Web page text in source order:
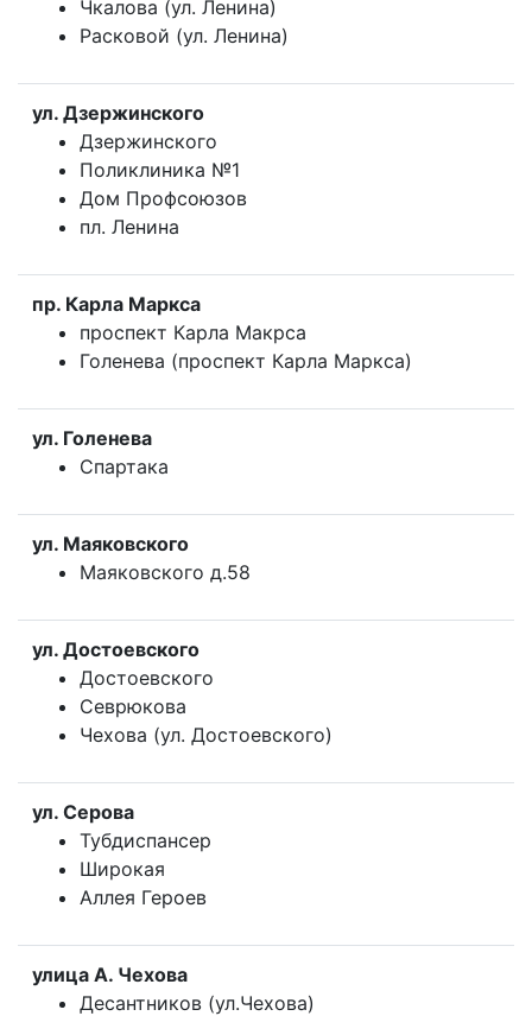
Чкалова (ул. Ленина)
Расковой (ул. Ленина)
ул. Дзержинского
Дзержинского
Поликлиника №1
Дом Профсоюзов
пл. Ленина
пр. Карла Маркса
проспект Карла Макрса
Голенева (проспект Карла Маркса)
ул. Голенева
Спартака
ул. Маяковского
Маяковского д.58
ул. Достоевского
Достоевского
Севрюкова
Чехова (ул. Достоевского)
ул. Серова
Тубдиспансер
Широкая
Аллея Героев
улица A. Чехова
Десантников (ул.Чехова)